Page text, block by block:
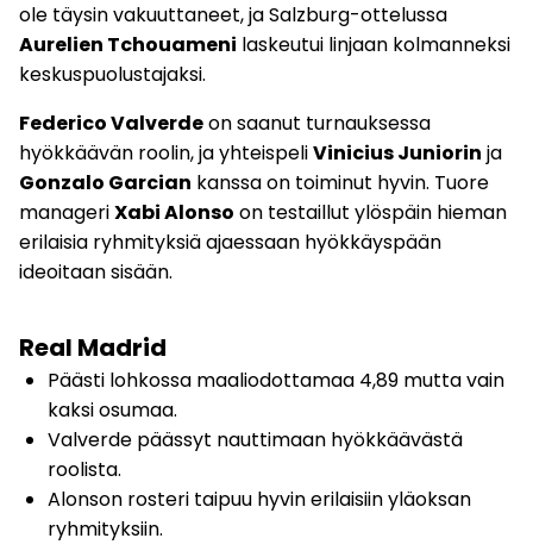
ole täysin vakuuttaneet, ja Salzburg-ottelussa
Aurelien Tchouameni laskeutui linjaan kolmanneksi
keskuspuolustajaksi.
Federico Valverdeon saanut turnauksessa
hyökkäävän roolin, ja yhteispeliVinicius Juniorin ja
Gonzalo Garcian kanssa on toiminut hyvin. Tuore
manageriXabi Alonso on testaillut ylöspäin hieman
erilaisia ryhmityksiä ajaessaan hyökkäyspään
ideoitaan sisään.
Real Madrid
Päästi lohkossa maaliodottamaa 4,89 mutta vain
kaksi osumaa.
Valverde päässyt nauttimaan hyökkäävästä
roolista.
Alonson rosteri taipuu hyvin erilaisiin yläoksan
ryhmityksiin.